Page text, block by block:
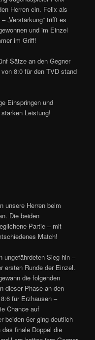
Herren ein. Felix als
„Verstärkung“ trifft es
und im Einzel
im Griff!
Sätze an den Gegner
8:0 für den TVD stand
Einspringen und
Leistung!
unsere Herren beim
Die beiden
Partie – mit
Match!
ungefährdeten Sieg hin –
ersten Runde der Einzel.
die folgenden
dieser Phase an den
für Erzhausen –
Chance auf
beiden 6er ging deutlich
finale Doppel die